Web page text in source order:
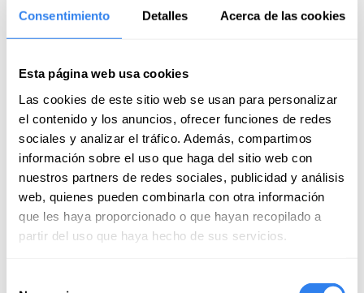
Consentimiento Detalles Acerca de las cookies
Esta página web usa cookies
Las cookies de este sitio web se usan para personalizar
el contenido y los anuncios, ofrecer funciones de redes
sociales y analizar el tráfico. Además, compartimos
información sobre el uso que haga del sitio web con
nuestros partners de redes sociales, publicidad y análisis
web, quienes pueden combinarla con otra información
que les haya proporcionado o que hayan recopilado a
partir del uso que haya hecho de sus servicios.